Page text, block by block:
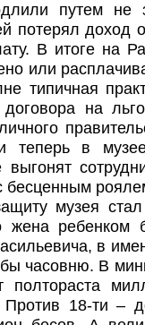
путем не
потерял
В итоге на
или
типичная
на
теперь в
выгонят
бесценным
музея
ребенком
в
часовню. В
18-ти –